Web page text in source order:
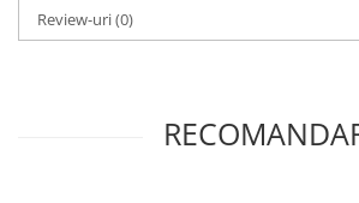
Review-uri(0)